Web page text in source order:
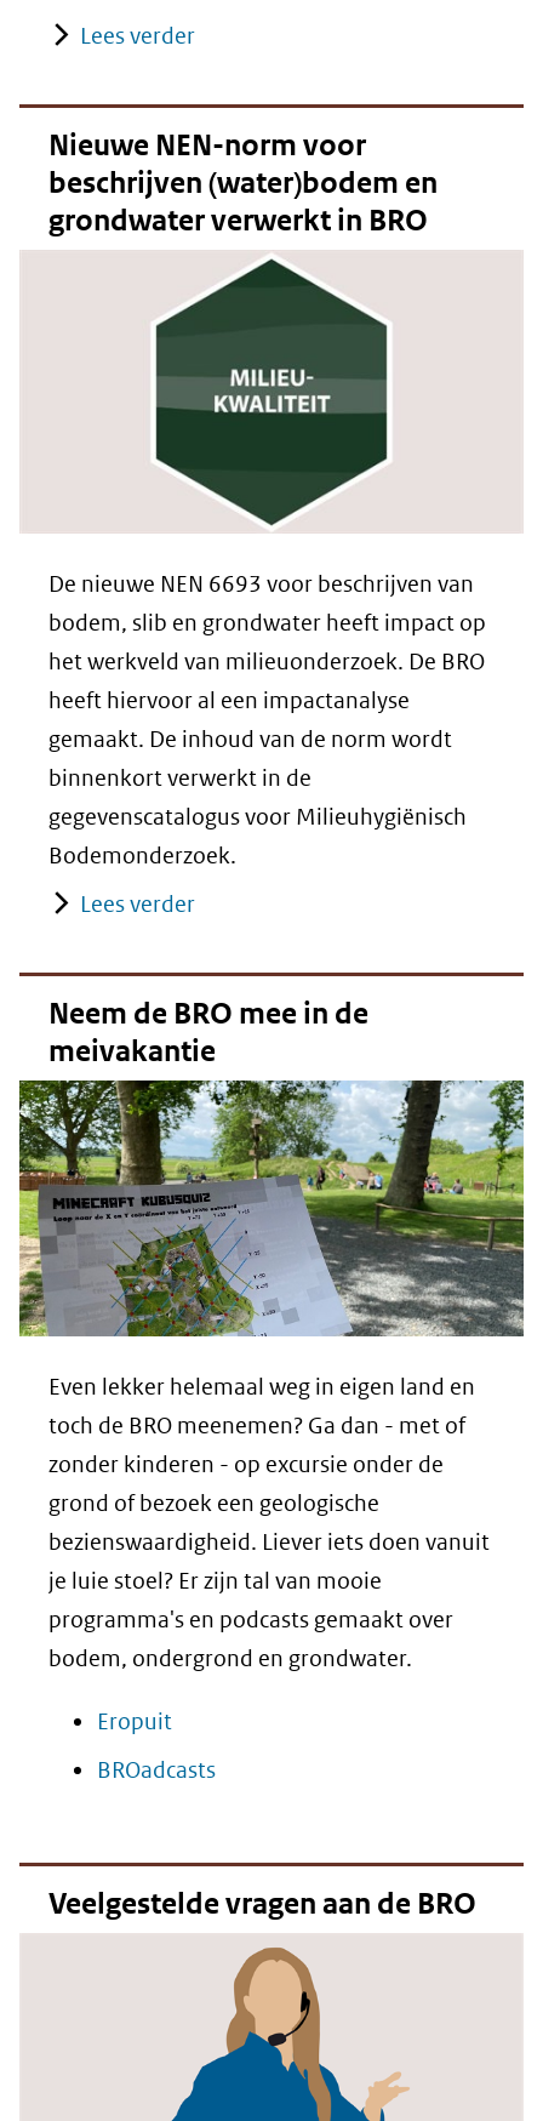
Lees verder
Nieuwe NEN-norm voor
beschrijven (water)bodem en
grondwater verwerkt in BRO
De nieuwe NEN 6693 voor beschrijven van
bodem, slib en grondwater heeft impact op
het werkveld van milieuonderzoek. De BRO
heeft hiervoor al een impactanalyse
gemaakt. De inhoud van de norm wordt
binnenkort verwerkt in de
gegevenscatalogus voor Milieuhygiënisch
Bodemonderzoek.
Lees verder
Neem de BRO mee in de
meivakantie
Even lekker helemaal weg in eigen land en
toch de BRO meenemen? Ga dan - met of
zonder kinderen - op excursie onder de
grond of bezoek een geologische
bezienswaardigheid. Liever iets doen vanuit
je luie stoel? Er zijn tal van mooie
programma's en podcasts gemaakt over
bodem, ondergrond en grondwater.
Eropuit
BROadcasts
Veelgestelde vragen aan de BRO